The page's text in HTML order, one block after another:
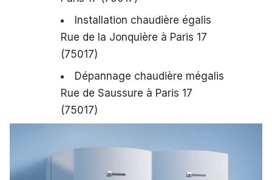
Installation chaudière égalis
Rue de la Jonquière à Paris 17
(75017)
Dépannage chaudière mégalis
Rue de Saussure à Paris 17
(75017)